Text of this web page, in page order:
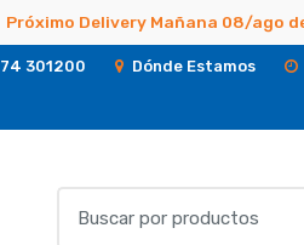
Próximo Delivery Mañana 08/ago
301200 Dónde Estamos